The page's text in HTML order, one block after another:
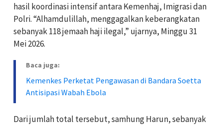
hasil koordinasi intensif antara Kemenhaj, Imigrasi dan
Polri. “Alhamdulillah, menggagalkan keberangkatan
sebanyak 118 jemaah haji ilegal,” ujarnya, Minggu 31
Mei 2026.
Baca juga:
Kemenkes Perketat Pengawasan di Bandara Soetta
Antisipasi Wabah Ebola
Dari jumlah total tersebut, samhung Harun, sebanyak